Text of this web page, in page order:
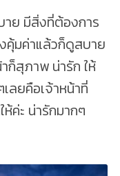
ย มีสิ่งที่ต้องการ
คุ้มค่าแล้วก็ดูสบาย
ก็สุภาพ น่ารัก ให้
ลยคือเจ้าหน้าที่
ค่ะ น่ารักมากๆ